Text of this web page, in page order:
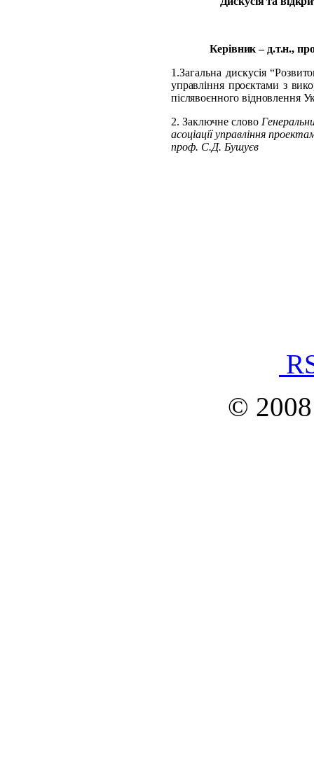
Керівник – д.т.н.,
1.Загальна дискусія “
управління проєктами з
післявоєнного відновлення
2. Заключне слово
асоціації управління
проф. С.Д. Бушуєв
©